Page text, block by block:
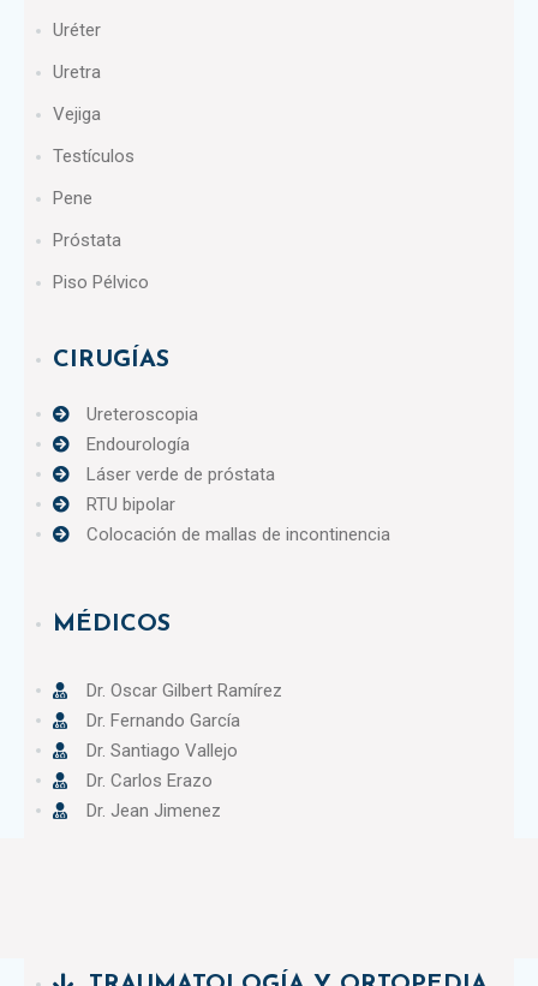
Uréter
Uretra
Vejiga
Testículos
Pene
Próstata
Piso Pélvico
CIRUGÍAS
Ureteroscopia
Endourología
Láser verde de próstata
RTU bipolar
Colocación de mallas de incontinencia
MÉDICOS
Dr. Oscar Gilbert Ramírez
Dr. Fernando García
Dr. Santiago Vallejo
Dr. Carlos Erazo
Dr. Jean Jimenez